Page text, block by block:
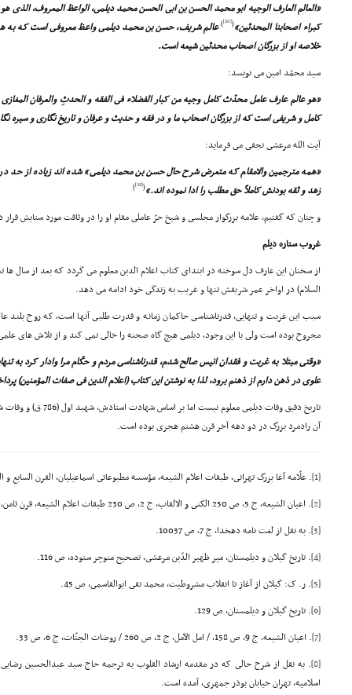
«العالم العارف الوجیه ابو محمد الحسن بن ابى الحسن محمد دیلمى، الواعظ المعروف،
کبراء اصحابنا المحدثین»(
[26]
)عالم شریف، حسن بن محمد دیلمى واعظ معروفى است که
خلاصه او از بزرگان اصحاب محدثین شیعه است.
سید محمّد امین مى نویسد:
«هو عالم عارف عامل محدّث کامل وجیه من کبار الفضلاء فى الفقه و الحدثِ والعرفان
کامل و شریفى است که از بزرگان اصحاب ما و در فقه و حدیث و عرفان و تاریخ نگارى و سیره
آیت الله مرعشى نجفى مى فرماید:
«همه مترجمین والامقام که متعرض شرح حال حسن بن محمد دیلمى» شده اند زیاده از حد
زهد و ثقه بودنش کاملاً حق مطلب را ادا نموده اند.»(
[28]
)
و چنان که گفتیم، علامه بزرگوار مجلسى و شیخ حرّ عاملى مقام او را در وثاقت مورد ستایش قرار
غروب ستاره دیلم
از سخنان این عارف دل سوخته در ابتداى کتاب اعلام الدین معلوم مى گردد که بعد از سال
السلام) در اواخر عمر شریفش تنها و غریب به زندگى خود ادامه مى دهد.
سبب این غربت و تنهایى، قدرناشناسى حاکمان زمانه و قدرت طلبى آنها است، که روح بلند
مجروح بوده است ولى با این وجود، دیلمى هیچ گاه صحنه را خالى نمى کند و از تلاش هاى
«وقتى مبتلا به غربت و فقدان انیس صالح شدم، قدرناشناسى مردم و حکّام مرا وادار کرد به
علوى در ذهن دارم از ذهنم برود، لذا به نوشتن این کتاب (اعلام الدین فى صفات المؤمنین)
آن رادمرد بزرگ در دو دهه آخر قرن هشتم هجرى بوده است.
[1] . علّامه آغا بزرگ تهرانى، طبقات اعلام الشیعه، مؤسسه مطبوعاتى اسماعیلیان، القرن السابع و
[2] . اعیان الشیعه، ج 5، ص 250 الکنى و الالقاب، ج 2، ص 230 طبقات اعلام الشیعه، قرن ثامن، ص 38 و فوائد الرّضویه، ج 1، ص 94 و 95.
[3] . به نقل از لغت نامه دهخدا، ج 7، ص 10037.
[4] . تاریخ گیلان و دیلمستان، میر ظهیر الدّین مرعشى، تصحیح منوچر ستوده، ص 116.
[5] . ر. ک: گیلان از آغاز تا انقلاب مشروطیت، محمد نقى ابوالقاسمى، ص 45.
[6] . تاریخ گیلان و دیلمستان، ص 129.
[7] . اعیان الشیعه، ج 9، ص 158، / امل الآمل، ج 2، ص 260 / روضات الجنّات، ج 6، ص 33.
[8] . به نقل از شرح حالى که در مقدمه ارشاد القلوب به ترجمه حاج سید عبدالحسین
اسلامیه، تهران خیابان بوذر جمهرى، آمده است.